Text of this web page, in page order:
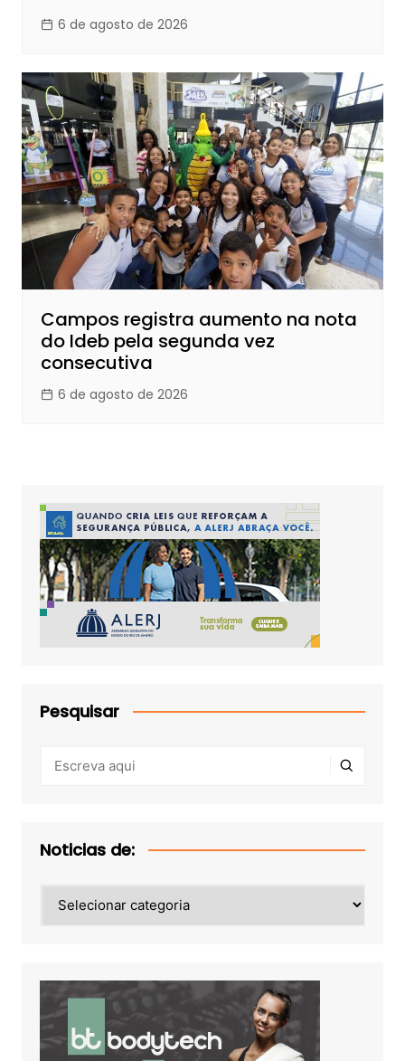
6 de agosto de 2026
Campos registra aumento na nota
do Ideb pela segunda vez
consecutiva
6 de agosto de 2026
Pesquisar
Noticias de:
de: